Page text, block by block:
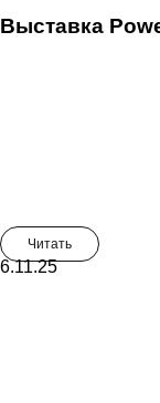
Выставка
Читать
6.11.25